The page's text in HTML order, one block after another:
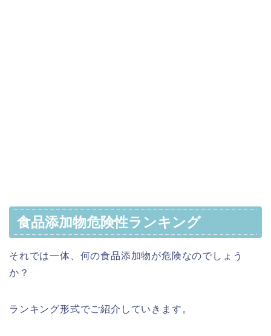
食品添加物危険性ランキング
それでは一体、何の食品添加物が危険なのでしょう
か？
ランキング形式でご紹介していきます。